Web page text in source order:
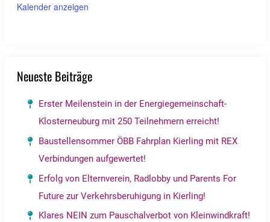
Kalender anzeigen
Neueste Beiträge
Erster Meilenstein in der Energiegemeinschaft-
Klosterneuburg mit 250 Teilnehmern erreicht!
Baustellensommer ÖBB Fahrplan Kierling mit REX
Verbindungen aufgewertet!
Erfolg von Elternverein, Radlobby und Parents For
Future zur Verkehrsberuhigung in Kierling!
Klares NEIN zum Pauschalverbot von Kleinwindkraft!